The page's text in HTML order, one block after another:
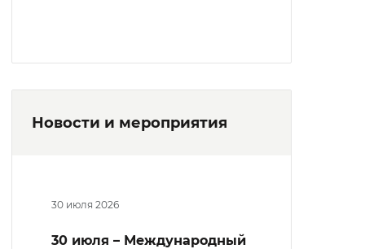
Новости и мероприятия
30 июля 2026
30 июля – Международный